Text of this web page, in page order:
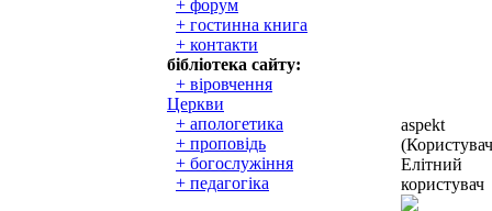
+ форум
+ гостинна книга
+ контакти
бібліотека сайту:
+ віровчення
Церкви
+ апологетика
+ проповідь
+ богослужіння
+ педагогіка
aspekt
Елітний
користувач